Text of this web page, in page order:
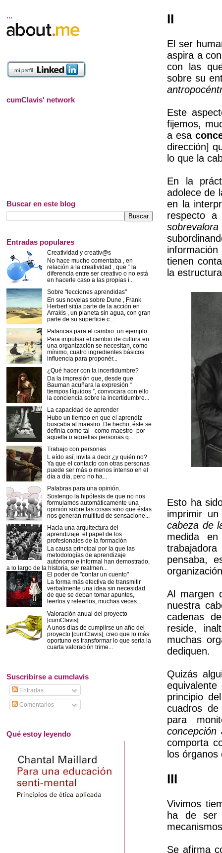
II
E l ser
aspira a
con las
sobre su
Este
fijemos,
aesa
dirección]
lo que la
En la
adolece de
en la
respecto a
tienen
la
Esto ha
imprimir
cabeza de
medida
pensaba,
Al margen
nuestra
cadenas
reside,
muchas
dediquen.
Quizás
principio
cuadros
para
comporta
los órganos
III
Vivimos
ha de ser
Se afirma
...
cumClavis' network
Buscar en este blog
Entradas populares
Creatividad y creativ@s
No hace mucho comentaba , en
relación a la creatividad , que “ la
diferencia entre ser creativo o no está
en hacerle caso a las propias i...
Sobre "lecciones aprendidas"
En sus novelas sobre Dune , Frank
Herbert sitúa parte de la acción en
Arrakis , un planeta sin agua, con gran
parte de su superficie c...
Palancas para el cambio: un ejemplo
Para impulsar el cambio de cultura en
una organización se necesitan, como
mínimo, cuatro ingredientes básicos:
influencia para proponér...
¿Qué hacer con la incertidumbre?
Da la impresión que, desde que
Bauman acuñara la expresión “
tiempos líquidos ”, convocara con ello
la conciencia sobre la incertidumbre...
La capacidad de aprender
Hubo un tiempo en que el aprendiz
buscaba al maestro. De hecho, éste se
definía como tal –como maestro- por
aquella o aquellas personas q...
Trabajo con personas
L eído así, invita a decir ¿y quién no?
Ya que el contacto con otras personas
puede ser más o menos intenso en el
día a día, pero no ha...
Palabras para una opinión.
Sostengo la hipótesis de que no nos
formulamos automáticamente una
opinión sobre las cosas sino que éstas
nos generan multitud de sensacione...
Hacia una arquitectura del
aprendizaje: el papel de los
profesionales de la formación
La causa principal por la que las
metodologías de aprendizaje
autónomo e informal han demostrado,
a lo largo de la historia, ser realmen...
El poder de "contar un cuento"
La forma más efectiva de transmitir
verbalmente una idea sin necesidad
de que se deban tomar apuntes,
leerlos y releerlos, muchas veces...
Valoración anual del proyecto
[cumClavis]
A unos días de cumplirse un año del
proyecto [cumClavis], creo que lo más
oportuno es transformar lo que sería la
cuarta valoración trime...
Suscribirse a cumclavis
Entradas
Comentarios
Qué estoy leyendo